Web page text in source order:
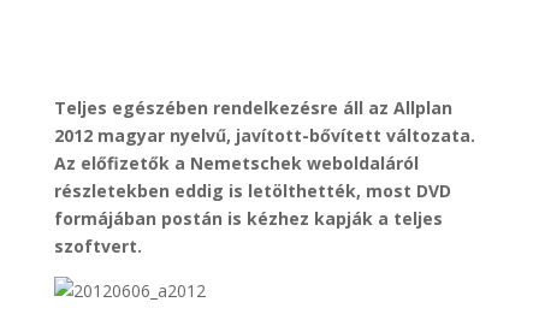
Teljes egészében rendelkezésre áll az Allplan
2012 magyar nyelvű, javított-bővített változata.
Az előfizetők a Nemetschek weboldaláról
részletekben eddig is letölthették, most DVD
formájában postán is kézhez kapják a teljes
szoftvert.